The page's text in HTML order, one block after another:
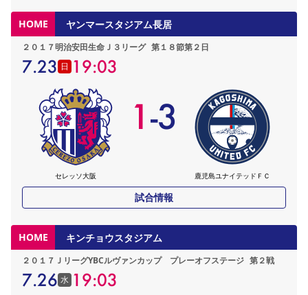
HOME ヤンマースタジアム長居
２０１７明治安田生命Ｊ３リーグ 第１８節第２日
7.23 日 19:03
セレッソ大阪
1-3
鹿児島ユナイテッドＦＣ
試合情報
HOME キンチョウスタジアム
２０１７ＪリーグYBCルヴァンカップ プレーオフステージ 第２戦
7.26 水 19:03